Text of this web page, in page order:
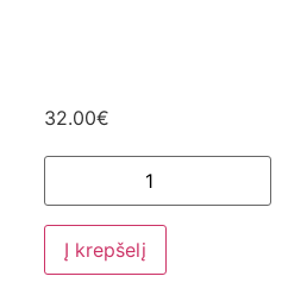
32.00€
Į krepšelį